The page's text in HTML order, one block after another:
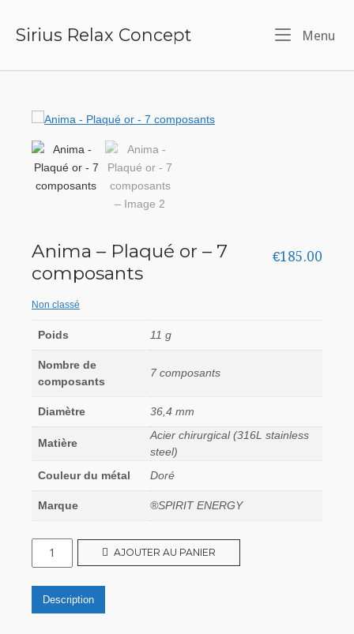
to
Sirius Relax Concept Menu
€185.00
Anima – Plaqué or – 7
composants
Non classé
Poids 11 g
Nombre de
composants
7 composants
Diamètre 36,4 mm
Matière
Acier chirurgical (316L stainless
steel)
Couleur du métal
Doré
Marque ®SPIRIT ENERGY
quantité
de
Anima
AJOUTER AU PANIER
Description